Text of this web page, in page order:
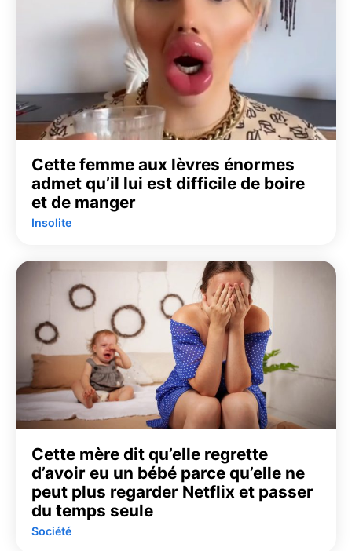
Cette femme aux lèvres énormes
admet qu’il lui est difficile de boire
et de manger
Insolite
Cette mère dit qu’elle regrette
d’avoir eu un bébé parce qu’elle ne
peut plus regarder Netflix et passer
du temps seule
Société